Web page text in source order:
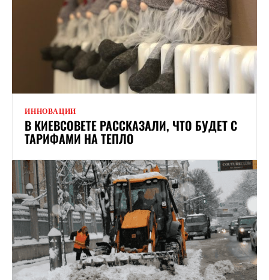
ИННОВАЦИИ
В КИЕВСОВЕТЕ РАССКАЗАЛИ, ЧТО БУДЕТ С
ТАРИФАМИ НА ТЕПЛО